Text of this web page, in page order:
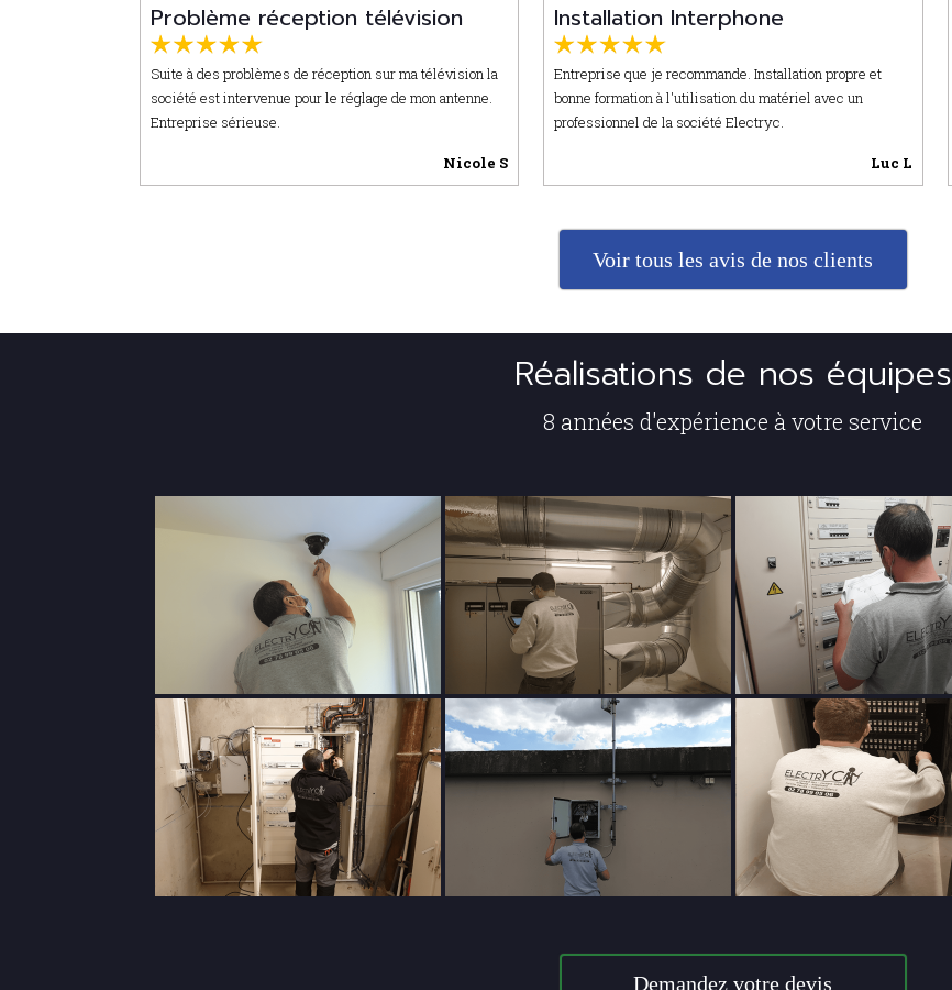
Problème réception télévision
Suite à des problèmes de réception sur ma télévision la
société est intervenue pour le réglage de mon antenne.
Entreprise sérieuse.
Nicole S
Installation Interphone
Entreprise que je recommande. Installation propre et
bonne formation à l'utilisation du matériel avec un
professionnel de la société Electryc.
Luc L
Voir tous les avis de nos clients
Réalisations de nos équipes
8 années d'expérience à votre service
Demandez votre devis